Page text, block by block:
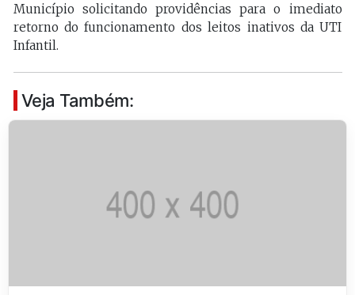
Município solicitando providências para o imediato
retorno do funcionamento dos leitos inativos da UTI
Infantil.
Veja Também: